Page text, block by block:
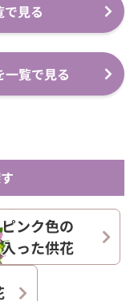
見る
一覧で見る
ピンク色の
入った供花